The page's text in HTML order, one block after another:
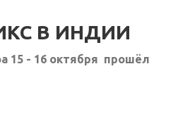
В ИНДИИ
15 - 16 октября прошёл